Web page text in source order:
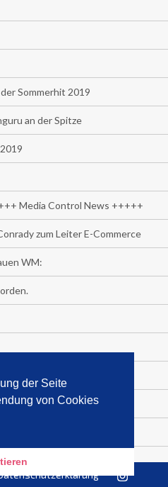
der Seite
von Cookies
Sommerhit 2019
an der Spitze
Media Control News +++++
zum Leiter E-Commerce
WM:
Workout":
für meistverkauftes Buch